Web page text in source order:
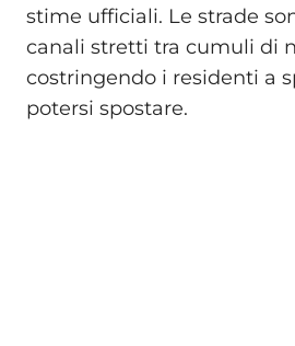
stime ufficiali. Le strade
canali stretti tra cumuli di
costringendo i residenti a
potersi spostare.